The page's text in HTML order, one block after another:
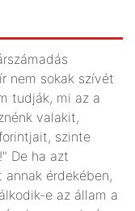
nem sokak szívét
tudják, mi az a
valakit,
szinte
De ha azt
érdekében,
e az állam a